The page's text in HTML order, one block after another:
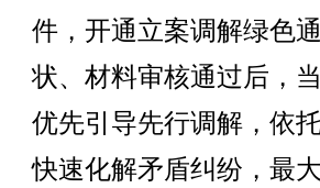
件，开通立案调解绿色
状、材料审核通过后，
优先引导先行调解，依
快速化解矛盾纠纷，最